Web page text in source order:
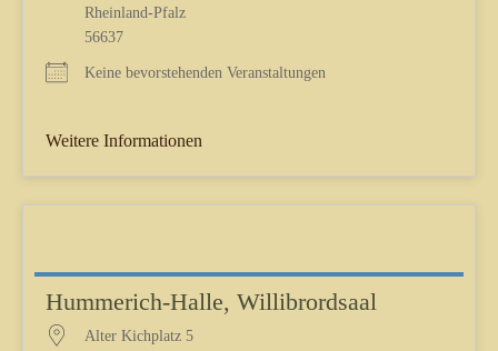
Rheinland-Pfalz
56637
Keine bevorstehenden Veranstaltungen
Weitere Informationen
Hummerich-Halle, Willibrordsaal
Alter Kichplatz 5